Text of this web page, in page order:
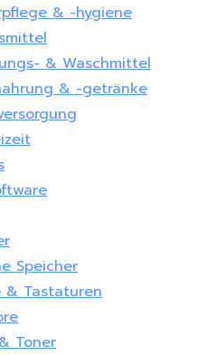
& -hygiene
& Waschmittel
& -getränke
Speicher
& Tastaturen
Toner